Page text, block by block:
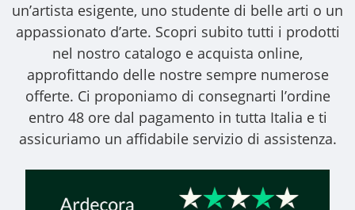
un’artista esigente, uno studente di belle arti o un
appassionato d’arte. Scopri subito tutti i prodotti
nel nostro catalogo e acquista online,
approfittando delle nostre sempre numerose
offerte. Ci proponiamo di consegnarti l’ordine
entro 48 ore dal pagamento in tutta Italia e ti
assicuriamo un affidabile servizio di assistenza.